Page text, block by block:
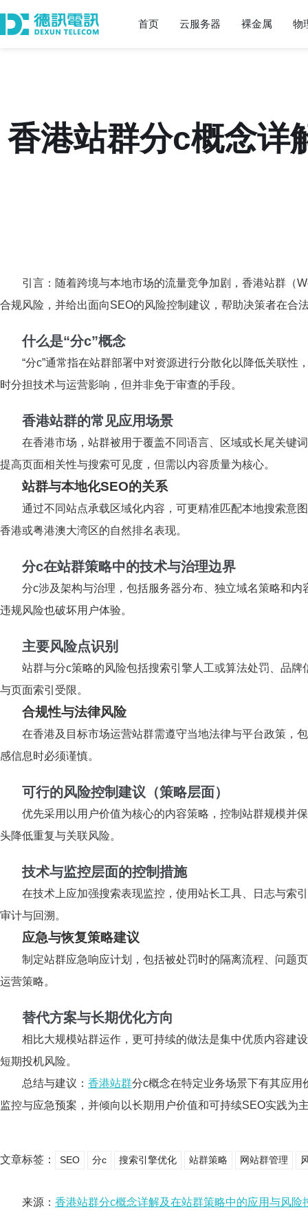
首页 云服务器 裸金属 物
香港站群分c概念详
引言：随着跨境与本地市场的流量竞争加剧，香港站群（
合规风险，并给出面向SEO的风险控制建议，帮助决策者在合
什么是“分c”概念
“分c”通常指在站群部署中对资源进行分散化以降低关联
时分担技术与运营影响，但并非免于审查的手段。
香港站群的常见应用场景
在香港市场，站群被用于覆盖不同语言、区域或长尾关键
提高页面相关性与搜索可见度，但需以内容质量为核心。
站群与本地化SEO的关系
通过不同站点承载区域化内容，可更精准匹配本地搜索意
香港或粤港澳大湾区的自然排名表现。
分c在站群策略中的技术与治理边界
分c涉及架构与治理，包括服务器分布、独立域名策略和
违规风险也破坏用户体验。
主要风险点识别
站群与分c策略的风险包括搜索引擎人工或算法处罚、品
与页面索引受限。
合规性与法律风险
在香港及目标市场运营站群需遵守当地法律与平台政策，
感信息时必须谨慎。
可行的风险控制建议（策略层面）
优先采用以用户价值为核心的内容策略，控制站群规模并
头降低重复与关联风险。
技术与监控层面的控制措施
在技术上应加强搜索表现监控，使用站长工具、日志与索
审计与回溯。
应急与恢复策略建议
制定站群应急响应计划，包括被处罚时的隔离流程、问题
运营策略。
替代方案与长期优化方向
相比大规模站群运作，更可持续的做法是集中优质内容建
短期投机风险。
总结与建议： 香港站群分c概念在特定业务场景下有其应
监控与应急预案，并倾向以长期用户价值和可持续SEO实践为
文章标签： SEO 分c 搜索引擎优化 站群策略 网站群管理
来源： 香港站群分c概念详解及在站群策略中的应用与风险